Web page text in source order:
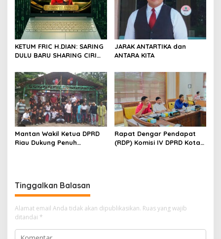
KETUM FRIC H.DIAN: SARING
DULU BARU SHARING CIRI
SOSIAL
JARAK ANTARTIKA dan
ANTARA KITA
Mantan Wakil Ketua DPRD
Riau Dukung Penuh
Rapat Dengar Pendapat
(RDP) Komisi IV DPRD Kota
Tinggalkan Balasan
Alamat email Anda tidak akan dipublikasikan. Ruas yang wajib
ditandai *